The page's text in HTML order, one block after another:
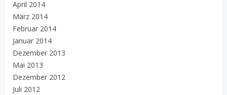
April 2014
März 2014
Februar 2014
Januar 2014
Dezember 2013
Mai 2013
Dezember 2012
Juli 2012